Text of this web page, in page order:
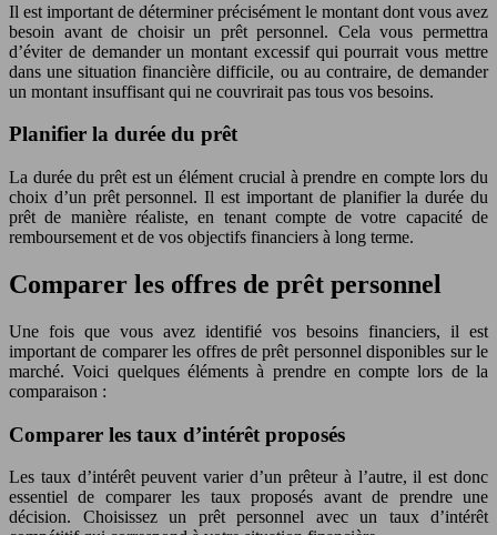
Il est important de déterminer précisément le montant dont vous avez
besoin avant de choisir un prêt personnel. Cela vous permettra
d’éviter de demander un montant excessif qui pourrait vous mettre
dans une situation financière difficile, ou au contraire, de demander
un montant insuffisant qui ne couvrirait pas tous vos besoins.
Planifier la durée du prêt
La durée du prêt est un élément crucial à prendre en compte lors du
choix d’un prêt personnel. Il est important de planifier la durée du
prêt de manière réaliste, en tenant compte de votre capacité de
remboursement et de vos objectifs financiers à long terme.
Comparer les offres de prêt personnel
Une fois que vous avez identifié vos besoins financiers, il est
important de comparer les offres de prêt personnel disponibles sur le
marché. Voici quelques éléments à prendre en compte lors de la
comparaison :
Comparer les taux d’intérêt proposés
Les taux d’intérêt peuvent varier d’un prêteur à l’autre, il est donc
essentiel de comparer les taux proposés avant de prendre une
décision. Choisissez un prêt personnel avec un taux d’intérêt